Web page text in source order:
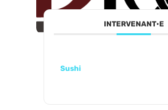
INTERVENANT•E
Sushi